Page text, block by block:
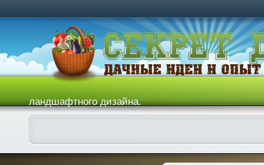
ландшафтного дизайна.